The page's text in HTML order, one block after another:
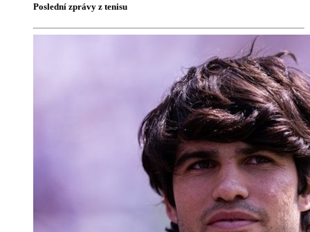
Poslední zprávy z tenisu